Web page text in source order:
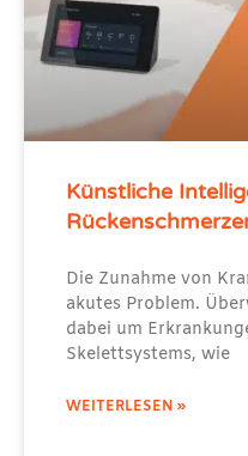
Künstliche
Die Zunahme von
akutes Problem.
dabei um
Skelettsystems, wie
WEITERLESEN »